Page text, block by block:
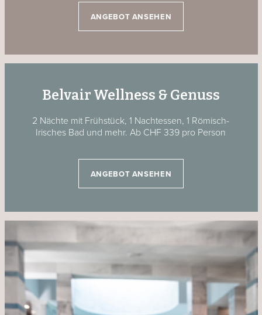
ANGEBOT ANSEHEN
Belvair Wellness & Genuss
2 Nächte mit Frühstück, 1 Nachtessen, 1 Römisch-
Irisches Bad und mehr. Ab CHF 339 pro Person
ANGEBOT ANSEHEN